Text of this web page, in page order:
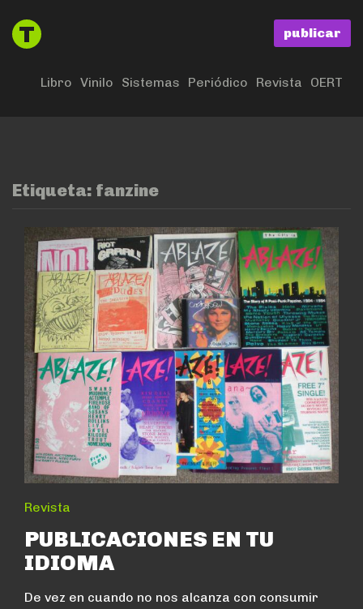
publicar
Libro Vinilo Sistemas Periódico Revista OERT
Etiqueta: fanzine
Revista
PUBLICACIONES EN TU
IDIOMA
De vez en cuando no nos alcanza con consumir